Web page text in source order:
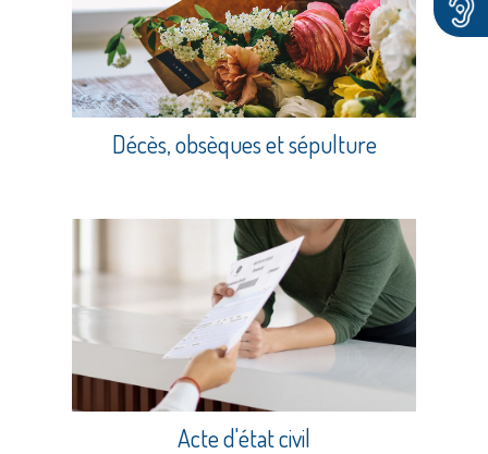
Décès, obsèques et sépulture
Acte d'état civil